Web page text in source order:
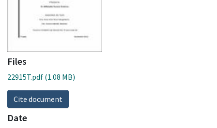
Files
22915T.pdf (1.08 MB)
Cite document
Date